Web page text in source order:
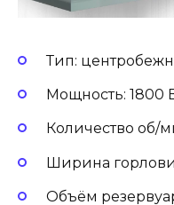
Тип:
Мощность: 1800
Количество об/
Ширина
Объём